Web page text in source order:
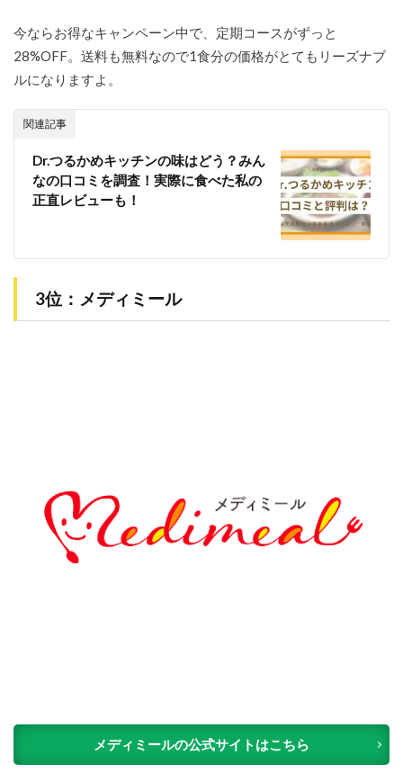
今ならお得なキャンペーン中で、定期コースがずっと
28%OFF。送料も無料なので1食分の価格がとてもリーズナブ
ルになりますよ。
関連記事
Dr.つるかめキッチンの味はどう？みん
なの口コミを調査！実際に食べた私の
正直レビューも！
3位：メディミール
メディミールの公式サイトはこちら